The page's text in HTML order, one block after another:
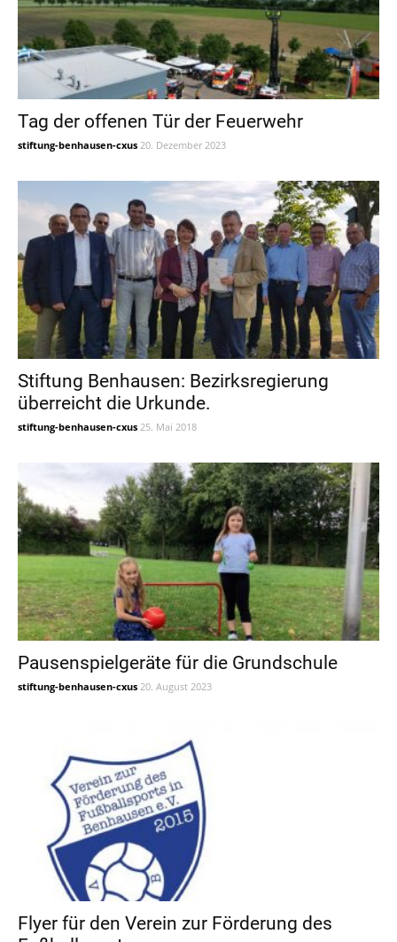
Tag der offenen Tür der Feuerwehr
stiftung-benhausen-cxus 20. Dezember 2023
Stiftung Benhausen: Bezirksregierung
überreicht die Urkunde.
stiftung-benhausen-cxus 25. Mai 2018
Pausenspielgeräte für die Grundschule
stiftung-benhausen-cxus 20. August 2023
Flyer für den Verein zur Förderung des